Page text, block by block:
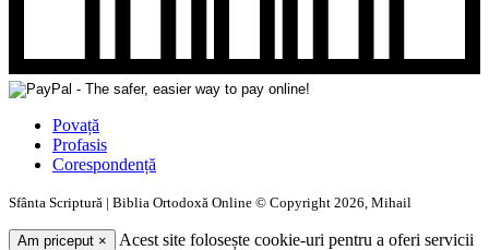
Povață
Profasis
Corespondență
Sfânta Scriptură | Biblia Ortodoxă Online © Copyright 2026, Mihail
Am priceput ×
Acest site folosește cookie-uri pentru a oferi servicii